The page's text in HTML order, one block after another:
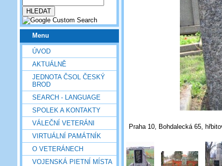
Menu
ÚVOD
AKTUÁLNĚ
JEDNOTA ČSOL ČESKÝ
BROD
SEARCH - LANGUAGE
SPOLEK A KONTAKTY
VÁLEČNÍ VETERÁNI
VIRTUÁLNÍ PAMÁTNÍK
O VETERÁNECH
VOJENSKÁ PIETNÍ MÍSTA
Praha 10, Bohdalecká 65,